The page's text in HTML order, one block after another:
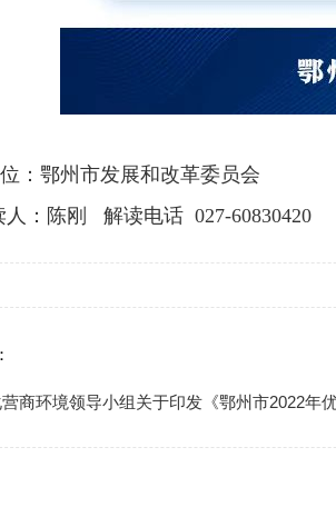
：鄂州市发展和改革委员会
陈刚 解读电话 027-60830420
商环境领导小组关于印发《鄂州市2022年